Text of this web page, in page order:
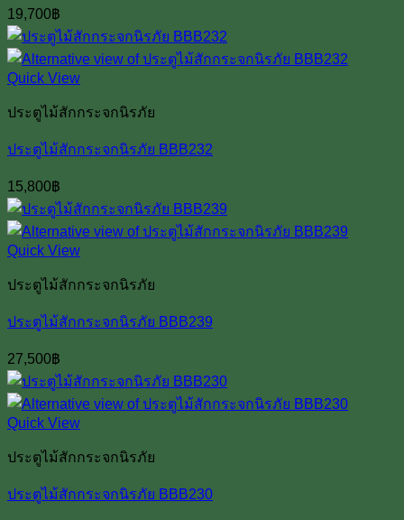
19,700฿
Quick View
ประตูไม้สักกระจกนิรภัย
ประตูไม้สักกระจกนิรภัย BBB232
15,800฿
Quick View
ประตูไม้สักกระจกนิรภัย
ประตูไม้สักกระจกนิรภัย BBB239
27,500฿
Quick View
ประตูไม้สักกระจกนิรภัย
ประตูไม้สักกระจกนิรภัย BBB230